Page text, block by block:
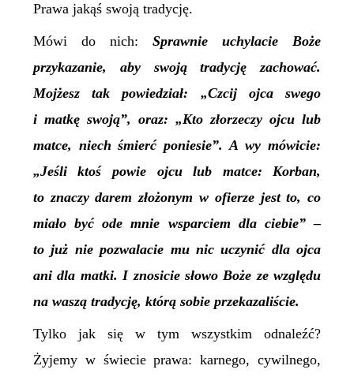
Prawa jakąś swoją tradycję.
Mówi do nich:Sprawnie uchylacie Boże
przykazanie, aby swoją tradycję zachować.
Mojżesz tak powiedział: „Czcij ojca swego
i matkę swoją”, oraz: „Kto złorzeczy ojcu lub
matce, niech śmierć poniesie”. A wy mówicie:
„Jeśli ktoś powie ojcu lub matce: Korban,
to znaczy darem złożonym w ofierze jest to, co
miało być ode mnie wsparciem dla ciebie” –
to już nie pozwalacie mu nic uczynić dla ojca
ani dla matki. I znosicie słowo Boże ze względu
na waszą tradycję, którą sobie przekazaliście.
Tylko jak się w tym wszystkim odnaleźć?
Żyjemy w świecie prawa: karnego, cywilnego,